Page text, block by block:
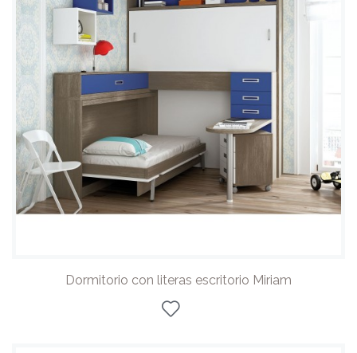
Dormitorio con literas escritorio Miriam